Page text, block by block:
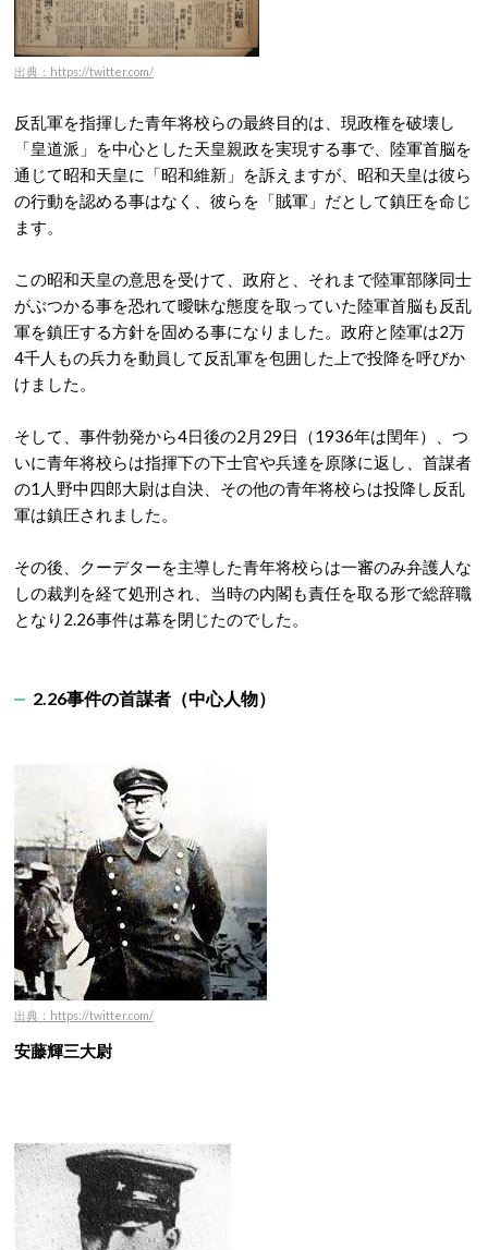
出典：https://twitter.com/
反乱軍を指揮した青年将校らの最終目的は、現政権を破壊し
「皇道派」を中心とした天皇親政を実現する事で、陸軍首脳を
通じて昭和天皇に「昭和維新」を訴えますが、昭和天皇は彼ら
の行動を認める事はなく、彼らを「賊軍」だとして鎮圧を命じ
ます。
この昭和天皇の意思を受けて、政府と、それまで陸軍部隊同士
がぶつかる事を恐れて曖昧な態度を取っていた陸軍首脳も反乱
軍を鎮圧する方針を固める事になりました。政府と陸軍は2万
4千人もの兵力を動員して反乱軍を包囲した上で投降を呼びか
けました。
そして、事件勃発から4日後の2月29日（1936年は閏年）、つ
いに青年将校らは指揮下の下士官や兵達を原隊に返し、首謀者
の1人野中四郎大尉は自決、その他の青年将校らは投降し反乱
軍は鎮圧されました。
その後、クーデターを主導した青年将校らは一審のみ弁護人な
しの裁判を経て処刑され、当時の内閣も責任を取る形で総辞職
となり2.26事件は幕を閉じたのでした。
2.26事件の首謀者（中心人物）
出典：https://twitter.com/
安藤輝三大尉